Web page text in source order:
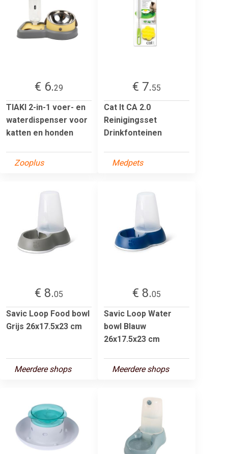
€ 6.29
TIAKI 2-in-1 voer- en
waterdispenser voor
katten en honden
Zooplus
€ 7.55
Cat It CA 2.0
Reinigingsset
Drinkfonteinen
Medpets
€ 8.05
Savic Loop Food bowl
Grijs 26x17.5x23 cm
Meerdere shops
€ 8.05
Savic Loop Water
bowl Blauw
26x17.5x23 cm
Meerdere shops